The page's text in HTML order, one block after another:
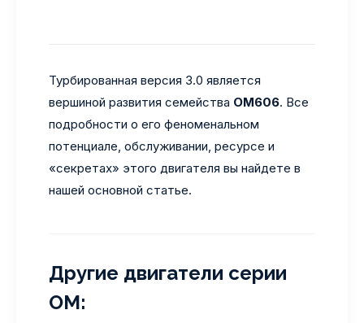
Турбированная версия 3.0 является
вершиной развития семейства OM606. Все
подробности о его феноменальном
потенциале, обслуживании, ресурсе и
«секретах» этого двигателя вы найдете в
нашей основной статье.
Другие двигатели серии
OM: